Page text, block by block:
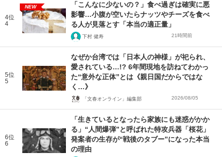
4位
4
NEW
「こんなに少ないの？」食べ過ぎは確実に悪
影響…小腹が空いたらナッツやチーズを食べ
る人が見落とす「本当の適正量」
下村 健寿 21時間前
5位
5
なぜか台湾では「日本人の神様」が祀られ、
愛されている…!? 6年間現地を訪ねてわかっ
た“意外な正体”とは《親日国だからではな
く…》
「文春オンライン」編集部 2026/08/05
6位
6
「生きているとなったら家族にも迷惑がかか
る」“人間爆弾”と呼ばれた特攻兵器「桜花」
発案者の生存が“戦後のタブー”になった本当
の理由